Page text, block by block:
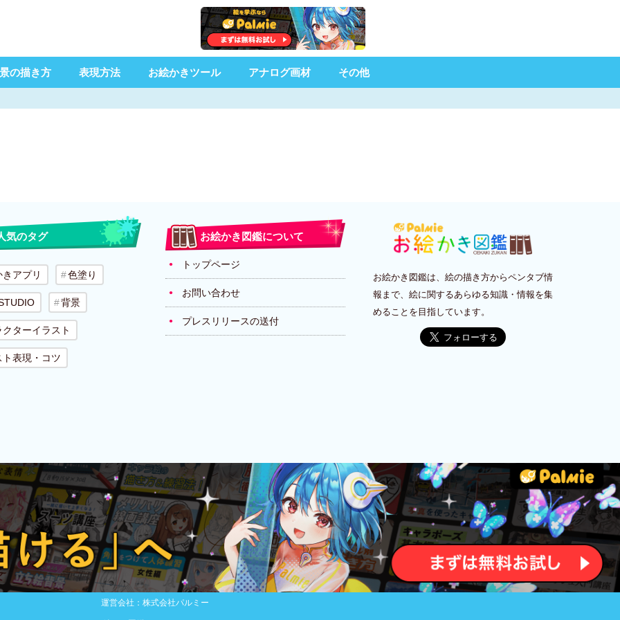
の描き方 表現方法 お絵かきツール アナログ画材 その他
気のタグ
アプリ 色塗り
背景
ターイラスト
ト表現・コツ
お絵かき図鑑について
トップページ
お問い合わせ
プレスリリースの送付
お絵かき図鑑は、絵の描き方からペンタブ情
報まで、絵に関するあらゆる知識・情報を集
めることを目指しています。
運営会社：株式会社パルミー